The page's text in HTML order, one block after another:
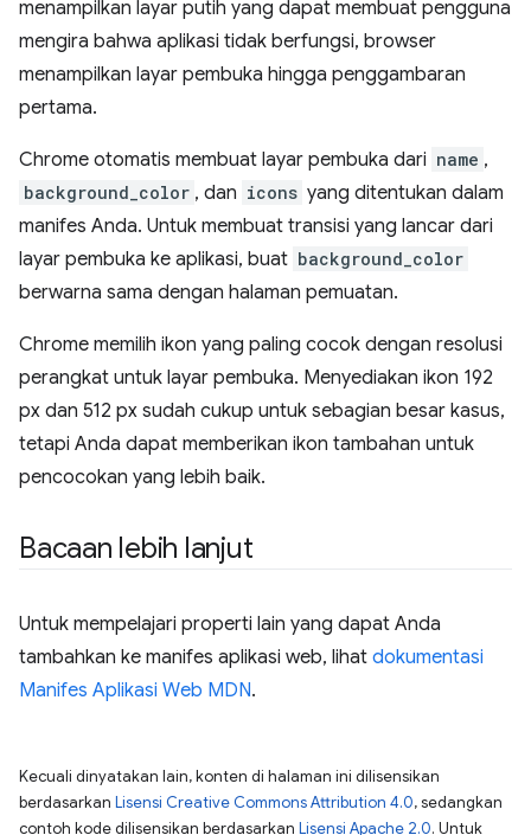
menampilkan layar putih yang dapat membuat pengguna
mengira bahwa aplikasi tidak berfungsi, browser
menampilkan layar pembuka hingga penggambaran
pertama.
Chrome otomatis membuat layar pembuka dari name ,
background_color , dan icons yang ditentukan dalam
manifes Anda. Untuk membuat transisi yang lancar dari
layar pembuka ke aplikasi, buat background_color
berwarna sama dengan halaman pemuatan.
Chrome memilih ikon yang paling cocok dengan resolusi
perangkat untuk layar pembuka. Menyediakan ikon 192
px dan 512 px sudah cukup untuk sebagian besar kasus,
tetapi Anda dapat memberikan ikon tambahan untuk
pencocokan yang lebih baik.
Bacaan lebih lanjut
Untuk mempelajari properti lain yang dapat Anda
tambahkan ke manifes aplikasi web, lihat dokumentasi
Manifes Aplikasi Web MDN.
Kecuali dinyatakan lain, konten di halaman ini dilisensikan
berdasarkan Lisensi Creative Commons Attribution 4.0, sedangkan
contoh kode dilisensikan berdasarkan Lisensi Apache 2.0. Untuk